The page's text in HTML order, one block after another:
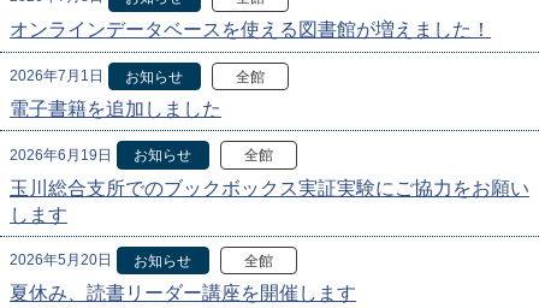
オンラインデータベースを使える図書館が増えました！
2026年7月1日 お知らせ 全館
電子書籍を追加しました
2026年6月19日 お知らせ 全館
玉川総合支所でのブックボックス実証実験にご協力をお願い
します
2026年5月20日 お知らせ 全館
夏休み、読書リーダー講座を開催します